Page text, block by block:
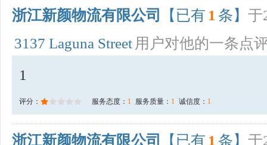
浙江新颜物流有限公司 【已有 1 条】 于
3137 Laguna Street 用户对他的一条点
1
评分： 服务态度： 1 服务质量： 1 诚信度： 1
浙江新颜物流有限公司 【已有 1 条】 于